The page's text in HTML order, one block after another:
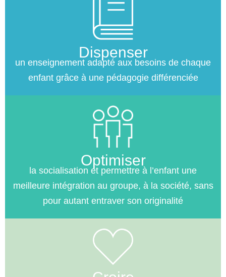
Dispenser
un enseignement adapté aux besoins de chaque
enfant grâce à une pédagogie différenciée
Optimiser
la socialisation et permettre à l’enfant une
meilleure intégration au groupe, à la société, sans
pour autant entraver son originalité